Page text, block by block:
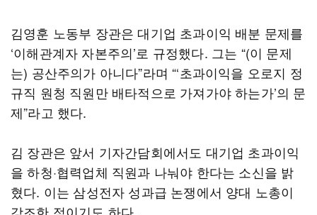
김영훈 노동부 장관은 대기업 초과이익 배분 문제를
‘이해관계자 자본주의’로 규정했다. 그는 “(이 문제
는) 공산주의가 아니다”라며 “‘초과이익을 오로지 정
규직 원청 직원만 배타적으로 가져가야 하는가’의 문
제”라고 했다.
김 장관은 앞서 기자간담회에서도 대기업 초과이익
을 하청·협력업체 직원과 나눠야 한다는 소신을 밝
혔다. 이는 삼성전자 성과급 논쟁에서 양대 노총이